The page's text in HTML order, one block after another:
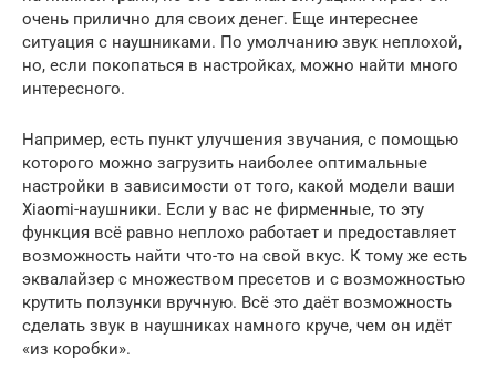
очень прилично для своих денег. Еще интереснее
ситуация с наушниками. По умолчанию звук неплохой,
но, если покопаться в настройках, можно найти много
интересного.
Например, есть пункт улучшения звучания, с помощью
которого можно загрузить наиболее оптимальные
настройки в зависимости от того, какой модели ваши
Xiaomi-наушники. Если у вас не фирменные, то эту
функция всё равно неплохо работает и предоставляет
возможность найти что-то на свой вкус. К тому же есть
эквалайзер с множеством пресетов и с возможностью
крутить ползунки вручную. Всё это даёт возможность
сделать звук в наушниках намного круче, чем он идёт
«из коробки».